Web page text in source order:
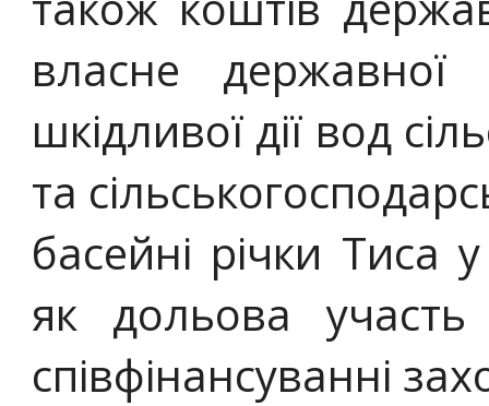
власне державної
шкідливої дії вод
та
басейні річки Тиса
як дольова участь
співфінансуванні